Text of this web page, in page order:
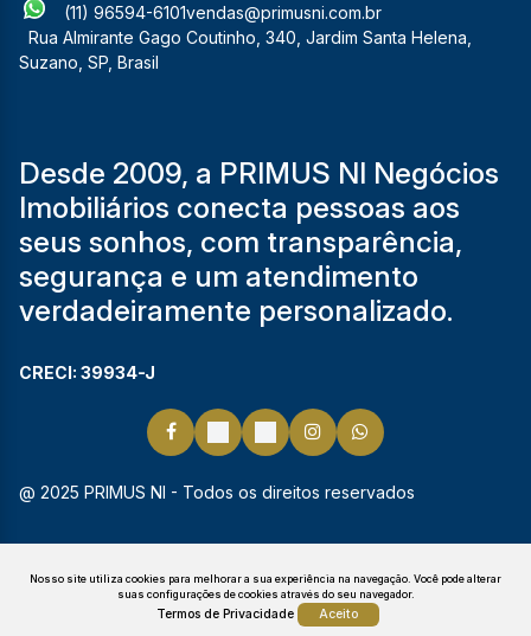
Nosso site utiliza cookies para melhorar a sua experiência na navegação. Você pode alterar
suas configurações de cookies através do seu navegador.
Termos de Privacidade Aceito
(11) 96594-6101vendas@primusni.com.br
Rua Almirante Gago Coutinho 340 Jardim Santa Helena
Suzano SP Brasil
Desde 2009, a PRIMUS NI Negócios
Imobiliários conecta pessoas aos
seus sonhos, com transparência,
segurança e um atendimento
verdadeiramente personalizado.
CRECI: 39934-J
@ 2025 PRIMUS NI - Todos os direitos reservados